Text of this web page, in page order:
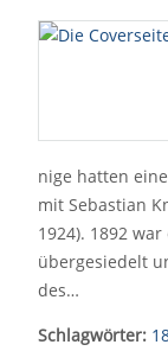
nige hatten
mit Sebastian
1924). 1892
übergesiedelt
des…
Schlagwörter: